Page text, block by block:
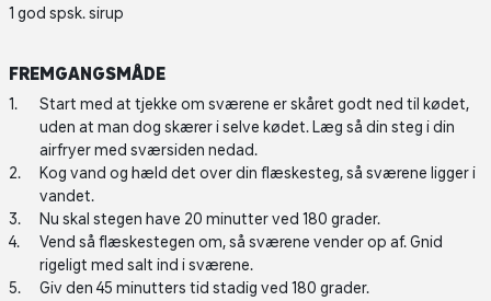
1 god spsk. sirup
FREMGANGSMÅDE
Start med at tjekke om sværene er skåret godt ned til kødet,
uden at man dog skærer i selve kødet. Læg så din steg i din
airfryer med sværsiden nedad.
Kog vand og hæld det over din flæskesteg, så sværene ligger i
vandet.
Nu skal stegen have 20 minutter ved 180 grader.
Vend så flæskestegen om, så sværene vender op af. Gnid
rigeligt med salt ind i sværene.
Giv den 45 minutters tid stadig ved 180 grader.